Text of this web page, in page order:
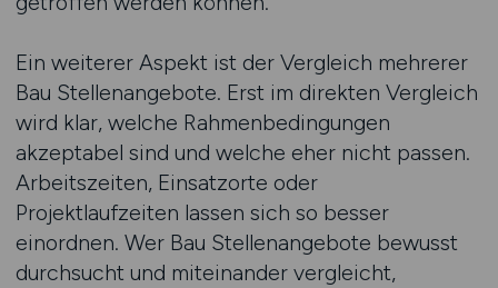
Ein weiterer Aspekt ist der Vergleich mehrerer
Bau Stellenangebote. Erst im direkten Vergleich
wird klar, welche Rahmenbedingungen
akzeptabel sind und welche eher nicht passen.
Arbeitszeiten, Einsatzorte oder
Projektlaufzeiten lassen sich so besser
einordnen. Wer Bau Stellenangebote bewusst
durchsucht und miteinander vergleicht,